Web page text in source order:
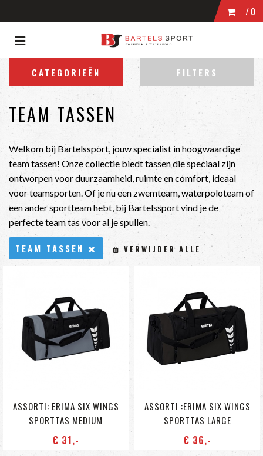
(Wedstrijdkleding)
(Kleding)
(Zwembrillen)
(Tassen)
(Accessoires)
/0
WINKELWAGEN
UW WINKELWAGEN IS LEEG.
VUL HEM MET PRODUCTEN.
Toggle
CATEGORIEËN FILTERS
TEAM TASSEN
Welkom bij Bartelssport, jouw specialist in hoogwaardige
team tassen! Onze collectie biedt tassen die speciaal zijn
ontworpen voor duurzaamheid, ruimte en comfort, ideaal
voor teamsporten. Of je nu een zwemteam, waterpoloteam of
een ander sportteam hebt, bij Bartelssport vind je de
perfecte team tas voor al je spullen.
TEAM TASSEN VERWIJDER ALLE
ASSORTI: ERIMA SIX WINGS
SPORTTAS MEDIUM
€ 31,-
ASSORTI :ERIMA SIX WINGS
SPORTTAS LARGE
€ 36,-